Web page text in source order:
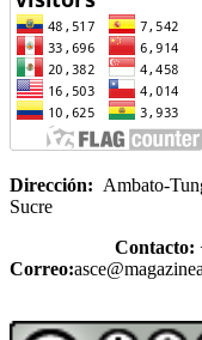
Dirección: Ambato-
Sucre
Contacto:
Correo: